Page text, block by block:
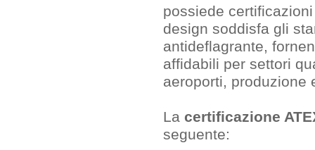
possiede
design soddisfa gli
antideflagrante,
affidabili per settori
aeroporti, produzione
La certificazione
seguente: